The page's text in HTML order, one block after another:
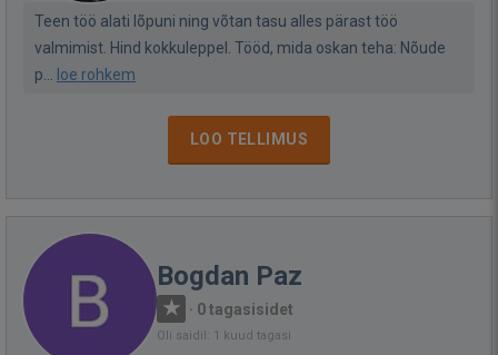
Teen töö alati lõpuni ning võtan tasu alles pärast töö
valmimist. Hind kokkuleppel. Tööd, mida oskan teha: Nõude
p...
loe rohkem
LOO TELLIMUS
Bogdan Paz
· 0 tagasisidet
Oli saidil: 1 kuud tagasi